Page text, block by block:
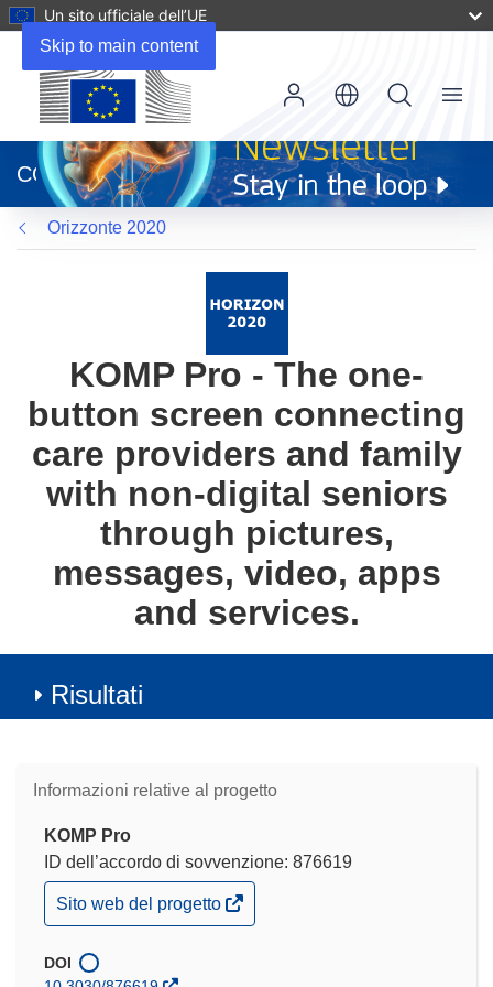
Skip to main content
Un sito ufficiale dell’UE
apre
in
una
nuova
finestra)
CORDIS
Menu
Orizzonte 2020
KOMP Pro - The one-
button screen connecting
care providers and family
with non-digital seniors
through pictures,
messages, video, apps
and services.
Risultati
Informazioni relative al progetto
KOMP Pro
ID dell’accordo di sovvenzione: 876619
(si
apre
una
nuova
Sito web del progetto
DOI